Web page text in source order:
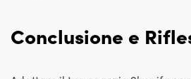
Conclusione e